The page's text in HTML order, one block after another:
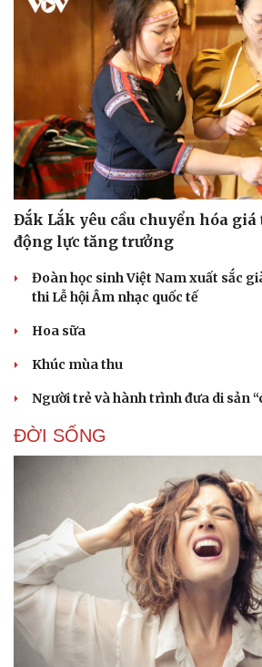
Dinh dưỡng - món ngon
Cây thuốc
Sản phụ khoa
Nhi khoa
Nam khoa
Làm đẹp - giảm cân
Phòng mạch online
Ăn sạch sống khỏe
Đời
Nhà
Blog
Tình
Đắk Lắk yêu cầu chuyển hóa
động lực tăng trưởng
Đoàn học sinh Việt Nam xuất sắc
thi Lễ hội Âm nhạc quốc tế
Hoa sữa
Khúc mùa thu
Người trẻ và hành trình đưa di sản
ĐỜI SỐNG